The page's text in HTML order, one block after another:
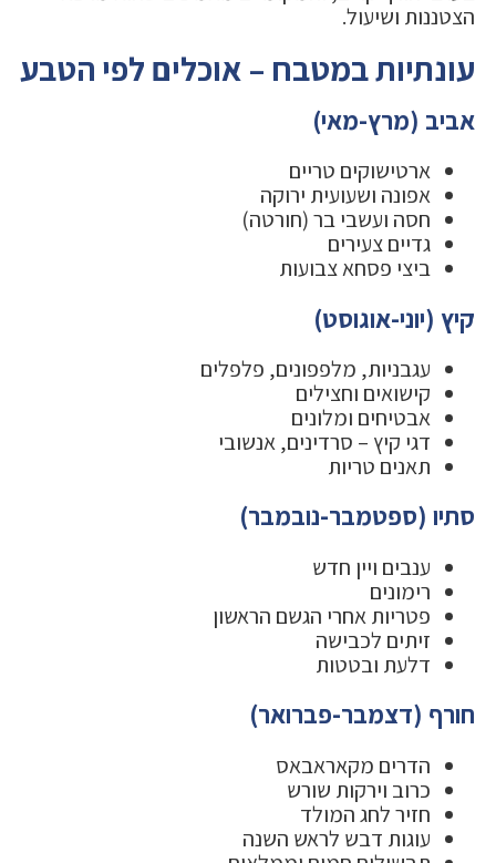
הצטננות ושיעול.
עונתיות במטבח – אוכלים לפי הטבע
אביב (מרץ-מאי)
ארטישוקים טריים
אפונה ושעועית ירוקה
חסה ועשבי בר (חורטה)
גדיים צעירים
ביצי פסחא צבועות
קיץ (יוני-אוגוסט)
עגבניות, מלפפונים, פלפלים
קישואים וחצילים
אבטיחים ומלונים
דגי קיץ – סרדינים, אנשובי
תאנים טריות
סתיו (ספטמבר-נובמבר)
ענבים ויין חדש
רימונים
פטריות אחרי הגשם הראשון
זיתים לכבישה
דלעת ובטטות
חורף (דצמבר-פברואר)
הדרים מקאראבאס
כרוב וירקות שורש
חזיר לחג המולד
עוגות דבש לראש השנה